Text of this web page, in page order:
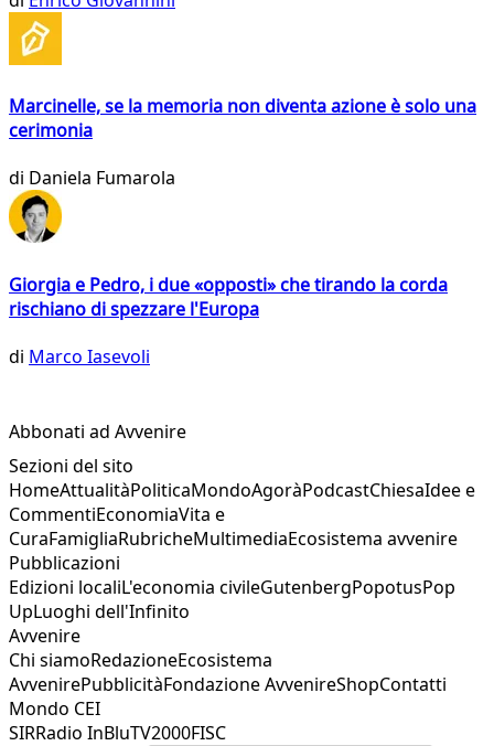
Marcinelle, se la memoria non diventa azione è solo una
cerimonia
di Daniela Fumarola
Giorgia e Pedro, i due «opposti» che tirando la corda
rischiano di spezzare l'Europa
di Marco Iasevoli
Abbonati ad Avvenire
Sezioni del sito
HomeAttualitàPoliticaMondoAgoràPodcastChiesaIdee e
CommentiEconomiaVita e
CuraFamigliaRubricheMultimediaEcosistema avvenire
Pubblicazioni
Edizioni localiL'economia civileGutenbergPopotusPop
UpLuoghi dell'Infinito
Avvenire
Chi siamoRedazioneEcosistema
AvvenirePubblicitàFondazione AvvenireShopContatti
Mondo CEI
SIRRadio InBluTV2000FISC